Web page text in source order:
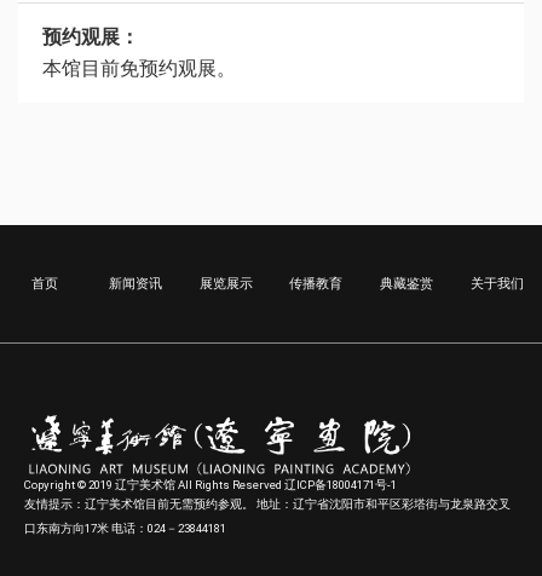
预约观展：
本馆目前免预约观展。
首页 新闻资讯 展览展示 传播教育 典藏鉴赏 关于我们
Copyright © 2019 辽宁美术馆 All Rights Reserved 辽ICP备18004171号-1
友情提示：辽宁美术馆目前无需预约参观。 地址：辽宁省沈阳市和平区彩塔街与龙泉路交叉
口东南方向17米 电话：024－23844181